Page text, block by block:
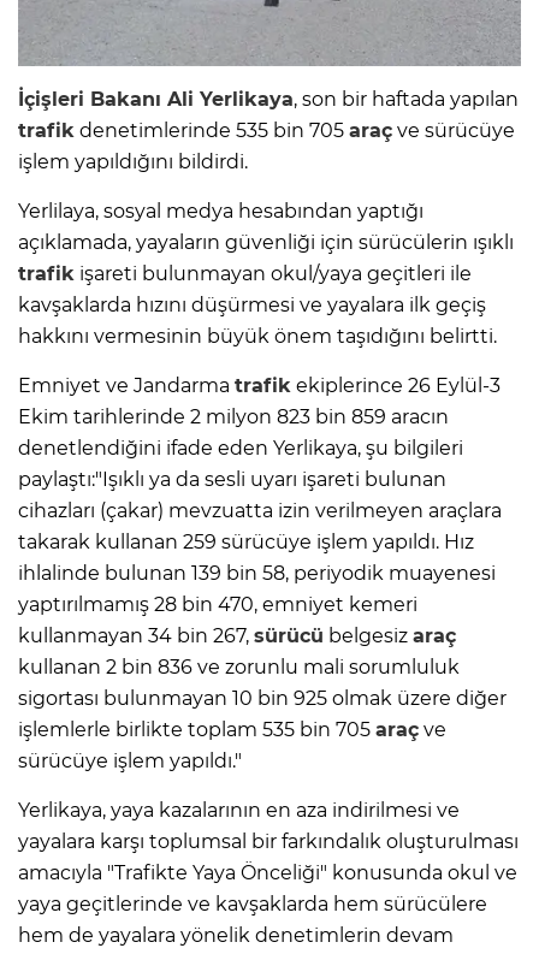
İçişleri Bakanı Ali Yerlikaya, son bir haftada yapılan
trafik denetimlerinde 535 bin 705 araç ve sürücüye
işlem yapıldığını bildirdi.
Yerlilaya, sosyal medya hesabından yaptığı
açıklamada, yayaların güvenliği için sürücülerin ışıklı
trafik işareti bulunmayan okul/yaya geçitleri ile
kavşaklarda hızını düşürmesi ve yayalara ilk geçiş
hakkını vermesinin büyük önem taşıdığını belirtti.
Emniyet ve Jandarma trafik ekiplerince 26 Eylül-3
Ekim tarihlerinde 2 milyon 823 bin 859 aracın
denetlendiğini ifade eden Yerlikaya, şu bilgileri
paylaştı:"Işıklı ya da sesli uyarı işareti bulunan
cihazları (çakar) mevzuatta izin verilmeyen araçlara
takarak kullanan 259 sürücüye işlem yapıldı. Hız
ihlalinde bulunan 139 bin 58, periyodik muayenesi
yaptırılmamış 28 bin 470, emniyet kemeri
kullanmayan 34 bin 267, sürücü belgesiz araç
kullanan 2 bin 836 ve zorunlu mali sorumluluk
sigortası bulunmayan 10 bin 925 olmak üzere diğer
işlemlerle birlikte toplam 535 bin 705 araç ve
sürücüye işlem yapıldı."
Yerlikaya, yaya kazalarının en aza indirilmesi ve
yayalara karşı toplumsal bir farkındalık oluşturulması
amacıyla "Trafikte Yaya Önceliği" konusunda okul ve
yaya geçitlerinde ve kavşaklarda hem sürücülere
hem de yayalara yönelik denetimlerin devam